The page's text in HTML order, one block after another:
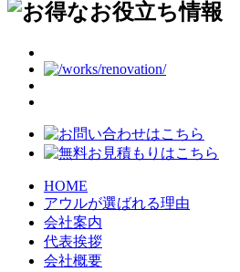
HOME
アウルが選ばれる理由
会社案内
代表挨拶
会社概要